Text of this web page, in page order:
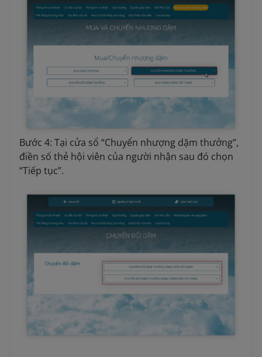
Bước 4: Tại cửa sổ “Chuyển nhượng dặm thưởng”,
điền số thẻ hội viên của người nhận sau đó chọn
“Tiếp tục”.